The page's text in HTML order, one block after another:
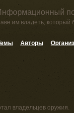
им владеть,
Авторы
владельцев оружия.